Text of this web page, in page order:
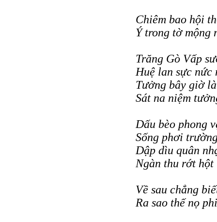
Chiêm bao hội
Ý trong tờ mộng
Trăng Gò Vấp
Huệ lan sực nức
Tưởng bây giờ
Sát na niệm
Dấu bèo phong
Sống phơi
Dập dìu quân
Ngàn thu rớt
Về sau chẳng
Ra sao thế nọ